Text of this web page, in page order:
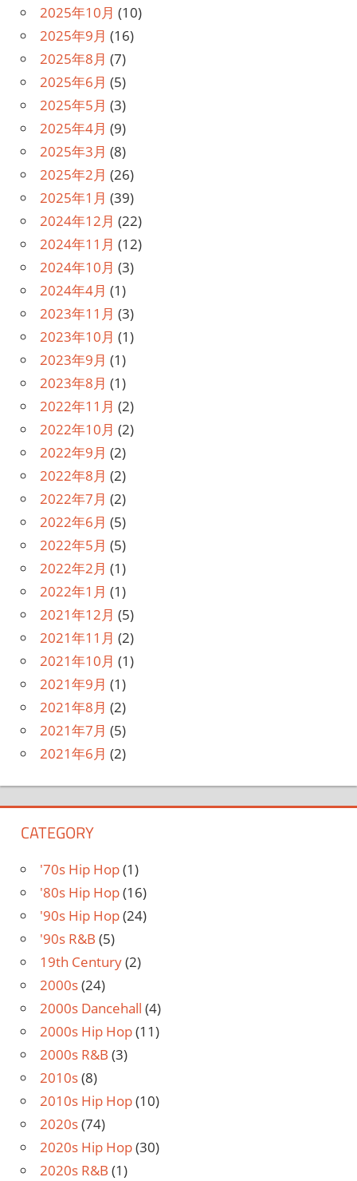
2025年10月 (10)
2025年9月 (16)
2025年8月 (7)
2025年6月 (5)
2025年5月 (3)
2025年4月 (9)
2025年3月 (8)
2025年2月 (26)
2025年1月 (39)
2024年12月 (22)
2024年11月 (12)
2024年10月 (3)
2024年4月 (1)
2023年11月 (3)
2023年10月 (1)
2023年9月 (1)
2023年8月 (1)
2022年11月 (2)
2022年10月 (2)
2022年9月 (2)
2022年8月 (2)
2022年7月 (2)
2022年6月 (5)
2022年5月 (5)
2022年2月 (1)
2022年1月 (1)
2021年12月 (5)
2021年11月 (2)
2021年10月 (1)
2021年9月 (1)
2021年8月 (2)
2021年7月 (5)
2021年6月 (2)
CATEGORY
'70s Hip Hop(1)
'80s Hip Hop(16)
'90s Hip Hop(24)
'90s R&B (5)
19th Century(2)
2000s(24)
2000s Dancehall (4)
2000s Hip Hop(11)
2000s R&B (3)
2010s(8)
2010s Hip Hop(10)
2020s(74)
2020s Hip Hop(30)
2020s R&B (1)